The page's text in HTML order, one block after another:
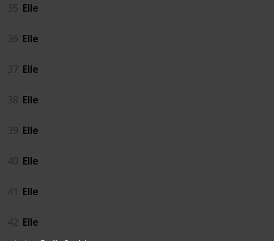
35 Elle
36 Elle
37 Elle
38 Elle
39 Elle
40 Elle
41 Elle
42 Elle